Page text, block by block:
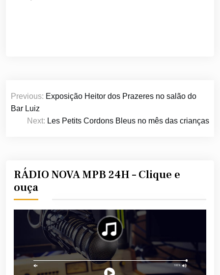
Navegação
de
Post
Previous: Exposição Heitor dos Prazeres no salão do
Bar Luiz
Next: Les Petits Cordons Bleus no mês das crianças
RÁDIO NOVA MPB 24H – Clique e
ouça